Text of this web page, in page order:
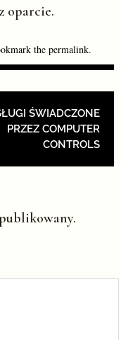
oparcie.
the permalink.
ŚWIADCZONE
PRZEZ COMPUTER
CONTROLS